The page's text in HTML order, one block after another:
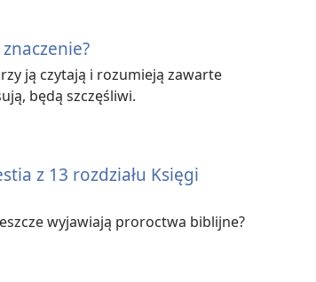
ją czytają i rozumieją zawarte
będą szczęśliwi.
z 13 rozdziału Księgi
wyjawiają proroctwa biblijne?